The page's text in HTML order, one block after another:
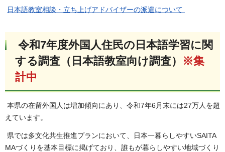
日本語教室相談・立ち上げアドバイザーの派遣について
令和7年度外国人住民の日本語学習に関
する調査（日本語教室向け調査）
※集
計中
本県の在留外国人は増加傾向にあり、令和7年6月末には27万人を超
えています。
県では多文化共生推進プランにおいて、日本一暮らしやすいSAITA
MAづくりを基本目標に掲げており、誰もが暮らしやすい地域づくり